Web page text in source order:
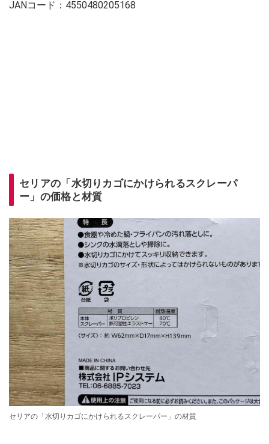
JANコード：4550480205168
セリアの「水切りカゴにかけられるスクレーパ
ー」の価格と材質
セリアの「水切りカゴにかけられるスクレーパー」の材質